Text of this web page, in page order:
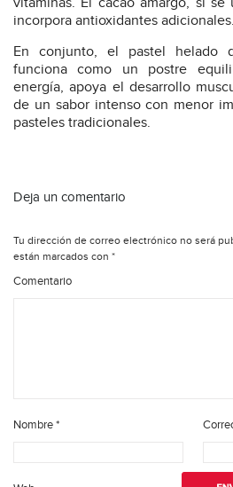
incorpora antioxidantes adicionales.
En conjunto, el pastel helado
funciona como un postre
energía, apoya el desarrollo
de un sabor intenso con menor
pasteles tradicionales.
Deja un comentario
Tu dirección de correo electrónico no será
están marcados con *
Comentario
Nombre*